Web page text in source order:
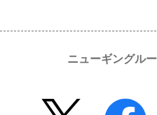
ニューギングル